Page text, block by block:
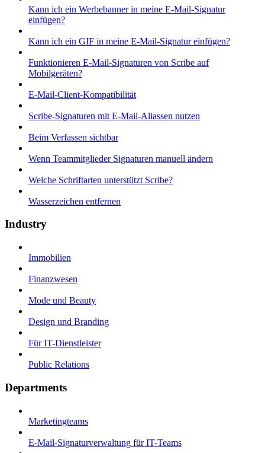
Kann ich ein Werbebanner in meine E-Mail-Signatur
einfügen?
Kann ich ein GIF in meine E-Mail-Signatur einfügen?
Funktionieren E-Mail-Signaturen von Scribe auf
Mobilgeräten?
E-Mail-Client-Kompatibilität
Scribe-Signaturen mit E-Mail-Aliassen nutzen
Beim Verfassen sichtbar
Wenn Teammitglieder Signaturen manuell ändern
Welche Schriftarten unterstützt Scribe?
Wasserzeichen entfernen
Industry
Immobilien
Finanzwesen
Mode und Beauty
Design und Branding
Für IT-Dienstleister
Public Relations
Departments
Marketingteams
E-Mail-Signaturverwaltung für IT-Teams